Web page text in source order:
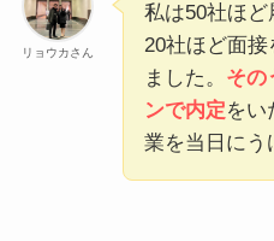
リョウカさん
私は50社ほど
20社ほど面接
ました。 その
ンで内定をい
業を当日にう